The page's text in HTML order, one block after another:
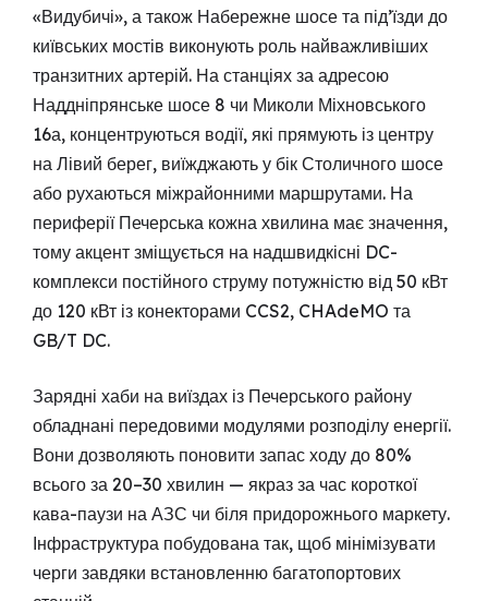
«Видубичі», а також Набережне шосе та під’їзди до
київських мостів виконують роль найважливіших
транзитних артерій. На станціях за адресою
Наддніпрянське шосе 8 чи Миколи Міхновського
16а, концентруються водії, які прямують із центру
на Лівий берег, виїжджають у бік Столичного шосе
або рухаються міжрайонними маршрутами. На
периферії Печерська кожна хвилина має значення,
тому акцент зміщується на надшвидкісні DC-
комплекси постійного струму потужністю від 50 кВт
до 120 кВт із конекторами CCS2, CHAdeMO та
GB/T DC.
Зарядні хаби на виїздах із Печерського району
обладнані передовими модулями розподілу енергії.
Вони дозволяють поновити запас ходу до 80%
всього за 20–30 хвилин — якраз за час короткої
кава-паузи на АЗС чи біля придорожнього маркету.
Інфраструктура побудована так, щоб мінімізувати
черги завдяки встановленню багатопортових